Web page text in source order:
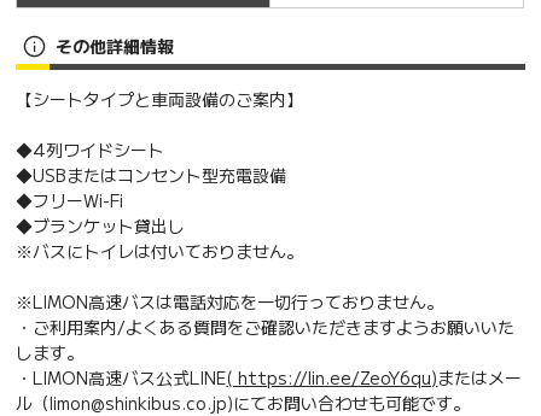
その他詳細情報
【シートタイプと車両設備のご案内】
◆4列ワイドシート
◆USBまたはコンセント型充電設備
◆フリーWi-Fi
◆ブランケット貸出し
※バスにトイレは付いておりません。
※LIMON高速バスは電話対応を一切行っておりません。
・ご利用案内/よくある質問をご確認いただきますようお願いいた
します。
・LIMON高速バス公式LINE( https://lin.ee/ZeoY6qu)またはメー
ル（limon@shinkibus.co.jp)にてお問い合わせも可能です。